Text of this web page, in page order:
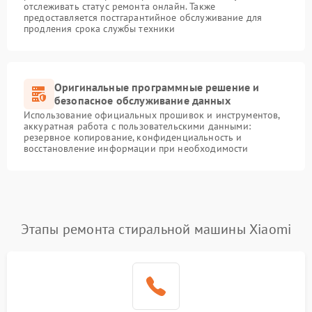
отслеживать статус ремонта онлайн. Также
предоставляется постгарантийное обслуживание для
продления срока службы техники
Оригинальные программные решение и
безопасное обслуживание данных
Использование официальных прошивок и инструментов,
аккуратная работа с пользовательскими данными:
резервное копирование, конфиденциальность и
восстановление информации при необходимости
Этапы ремонта стиральной машины Xiaomi